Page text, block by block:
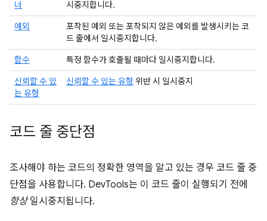
너
시중지합니다.
예외
포착된 예외 또는 포착되지 않은 예외를 발생시키는 코
드 줄에서 일시중지합니다.
함수
특정 함수가 호출될 때마다 일시중지합니다.
신뢰할 수 있
는 유형
신뢰할 수 있는 유형 위반 시 일시중지
코드 줄 중단점
조사해야 하는 코드의 정확한 영역을 알고 있는 경우 코드 줄 중
단점을 사용합니다. DevTools는 이 코드 줄이 실행되기 전에
항상일시중지됩니다.